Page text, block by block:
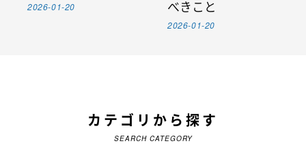
2026-01-20
べきこと
2026-01-20
カテゴリから探す
SEARCH CATEGORY